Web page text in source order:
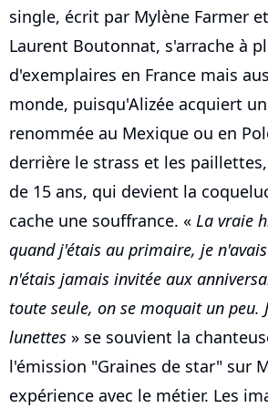
single, écrit par Mylène Farmer
Laurent Boutonnat, s'arrache à
d'exemplaires en France mais
monde, puisqu'Alizée acquiert
renommée au Mexique ou en
derrière le strass et les
de 15 ans, qui devient la
cache une souffrance. « La vraie
quand j'étais au primaire, je
n'étais jamais invitée aux
toute seule, on se moquait un peu.
lunettes » se souvient la
l'émission "Graines de star" sur
expérience avec le métier. Les